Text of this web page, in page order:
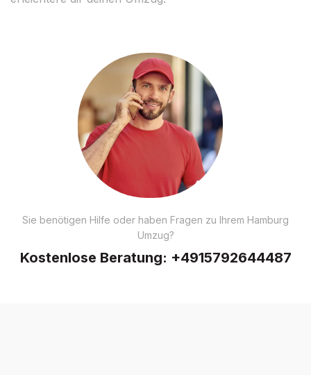
Sie benötigen Hilfe oder haben Fragen zu Ihrem Hamburg
Umzug?
Kostenlose Beratung: +4915792644487